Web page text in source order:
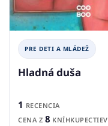
PRE DETI A MLÁDEŽ
Hladná duša
1 RECENCIA
CENA Z 8 KNÍHKUPECTIEV